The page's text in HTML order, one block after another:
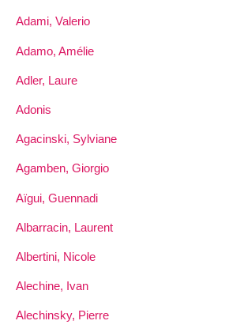
Adami, Valerio
Adamo, Amélie
Adler, Laure
Adonis
Agacinski, Sylviane
Agamben, Giorgio
Aïgui, Guennadi
Albarracin, Laurent
Albertini, Nicole
Alechine, Ivan
Alechinsky, Pierre